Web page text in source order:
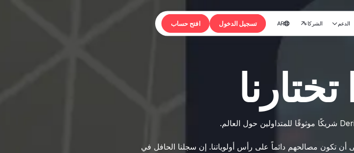
الدعم  الشركاء

AR تسجيل الدخول افتح حساب
تختارنا
أن تكون مصالحهم دائماً على رأس أولوياتنا. إن سجلنا الحافل في